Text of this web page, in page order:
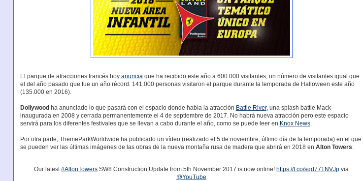
El parque de atracciones francés hoy anunciaque ha recibido este año a 600.000 visitantes, un número de visitantes igual que
el del año pasado que fue un año récord. 141.000 personas visitaron el parque durante la temporada de Halloween este año
(135.000 en 2016).
Dollywood ha anunciado lo que pasará con el espacio donde había la atracción Battle River, una splash battle Mack
inaugurada en 2008 y cerrada permanentemente el 4 de septiembre de 2017. No habrá nueva atracción pero este espacio
servirá para los diferentes festivales que se llevan a cabo durante el año, como se puede leer en Knox News.
Por otra parte, ThemeParkWorldwide ha publicado un vídeo (realizado el 5 de noviembre, último día de la temporada) en el que
se pueden ver las últimas imágenes de las obras de la nueva montaña rusa de madera que abrirá en 2018 en Alton Towers:
Our latest#AltonTowers SW8 Construction Update from 5th November 2017 is now online!https://t.co/sqd771NVJp via
@YouTube